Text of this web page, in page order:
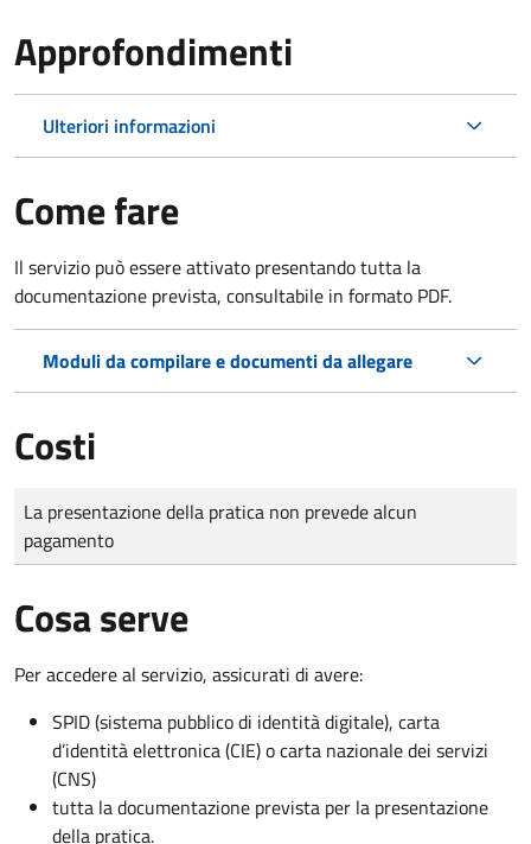
Approfondimenti
Ulteriori informazioni
Come fare
Il servizio può essere attivato presentando tutta la
documentazione prevista, consultabile in formato PDF.
Moduli da compilare e documenti da allegare
Costi
Tipo di pagamento
Importo
La presentazione della pratica non prevede alcun
pagamento
Cosa serve
Per accedere al servizio, assicurati di avere:
SPID (sistema pubblico di identità digitale), carta
d’identità elettronica (CIE) o carta nazionale dei servizi
(CNS)
tutta la documentazione prevista per la presentazione
della pratica.